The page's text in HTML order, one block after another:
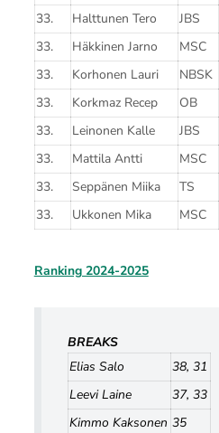
33.
Halttunen Tero JBS
33.
Häkkinen Jarno MSC
33.
Korhonen Lauri NBSK
33.
Korkmaz Recep OB
33.
Leinonen Kalle JBS
33.
Mattila Antti MSC
33.
Seppänen Miika TS
33.
Ukkonen Mika MSC
Ranking 2024-2025
BREAKS
Elias Salo
38, 31
Leevi Laine
37, 33
Kimmo Kaksonen 35